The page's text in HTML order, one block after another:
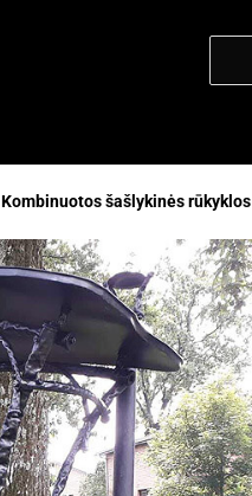
Kombinuotos šašlykinės rūkyklos